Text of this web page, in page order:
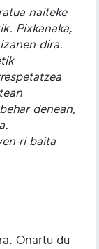
naiteke
Pixkanaka,
dira.
denean,
ri baita
Onartu du